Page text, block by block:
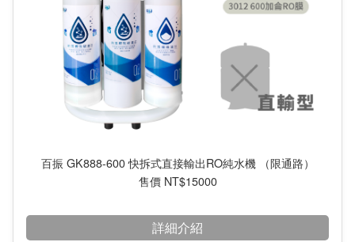
百振 GK888-600 快拆式直接輸出RO純水機 （限通路）
售價 NT$15000
詳細介紹